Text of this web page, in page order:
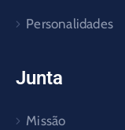
Personalidades
Junta
Missão